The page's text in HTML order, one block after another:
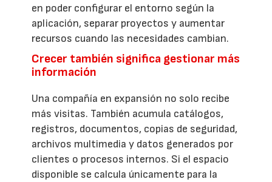
en poder configurar el entorno según la
aplicación, separar proyectos y aumentar
recursos cuando las necesidades cambian.
Crecer también significa gestionar más
información
Una compañía en expansión no solo recibe
más visitas. También acumula catálogos,
registros, documentos, copias de seguridad,
archivos multimedia y datos generados por
clientes o procesos internos. Si el espacio
disponible se calcula únicamente para la